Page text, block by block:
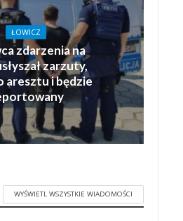
ŁOWICZ
zdarzenia na
zarzuty,
aresztu i będzie
WYŚWIETL WSZYSTKIE WIADOMOŚCI